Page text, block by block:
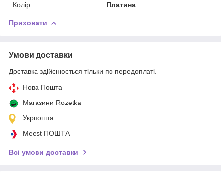
Колір
Платина
Приховати
Умови доставки
Доставка здійснюється тільки по передоплаті.
Нова Пошта
Магазини Rozetka
Укрпошта
Meest ПОШТА
Всі умови доставки